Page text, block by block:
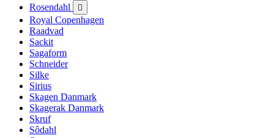
Rosendahl

Royal Copenhagen
Raadvad
Sackit
Sagaform
Schneider
Silke
Sirius
Skagen Danmark
Skagerak Danmark
Skruf
Sôdahl